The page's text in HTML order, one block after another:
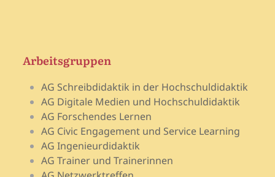
Arbeitsgruppen
AG Schreibdidaktik in der Hochschuldidaktik
AG Digitale Medien und Hochschuldidaktik
AG Forschendes Lernen
AG Civic Engagement und Service Learning
AG Ingenieurdidaktik
AG Trainer und Trainerinnen